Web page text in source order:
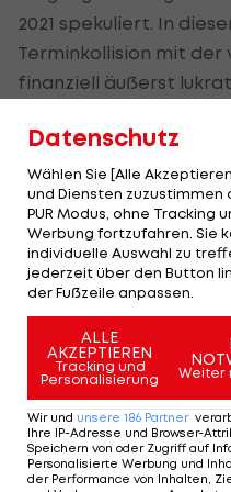
2021 spekuliert. In
Terminkollision mit der
finanziell äußerst
Wohl auch aus diesem
EM-Austragung im
müsste jedoch der
massiv geändert
Termin aufgrund der
EM-Spielen Mitte
Petersburg wenig
Müssen
abgebrochen
Wann auch immer die
Datenschutz
Wählen Sie [Alle
und Diensten zuzustimmen
PUR Modus, ohne Tracking
Werbung fortzufahren. Sie
individuelle Auswahl zu
jederzeit über den Button
der Fußzeile anpassen.
ALLE
AKZEPTIEREN
Tracking und
Personalisierung
Weiter
Wir und unsere 186 Partner
Ihre IP-Adresse und Browser-
Speichern von oder Zugriff auf
Personalisierte Werbung und
der Performance von Inhalten,